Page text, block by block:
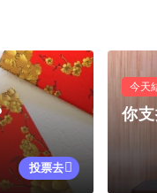
投票去
今天
你